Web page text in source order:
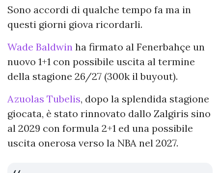
Sono accordi di qualche tempo fa ma in
questi giorni giova ricordarli.
Wade Baldwin ha firmato al Fenerbahçe un
nuovo 1+1 con possibile uscita al termine
della stagione 26/27 (300k il buyout).
Azuolas Tubelis, dopo la splendida stagione
giocata, è stato rinnovato dallo Zalgiris sino
al 2029 con formula 2+1 ed una possibile
uscita onerosa verso la NBA nel 2027.